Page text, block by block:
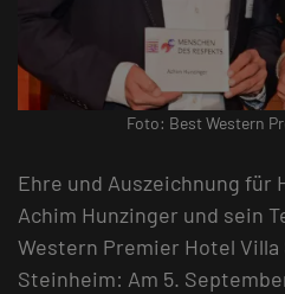
Foto: Best Western
Ehre und Auszeichnung für
Achim Hunzinger und sein
Western Premier Hotel
Steinheim: Am 5.